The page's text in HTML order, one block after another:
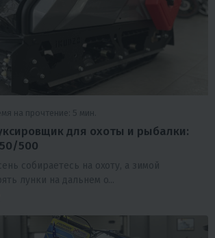
на прочтение: 5 мин.
для охоты и рыбалки:
500
собираетесь на охоту, а зимой
лунки на дальнем о...